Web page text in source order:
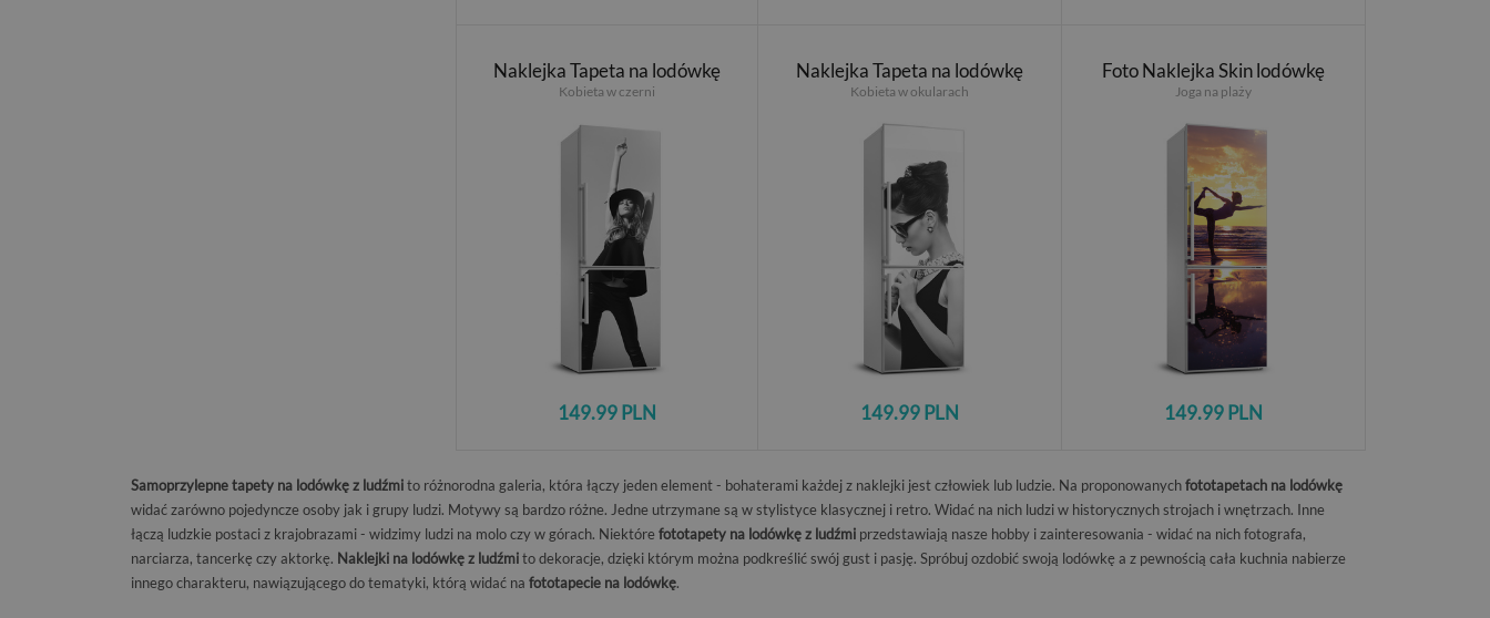
Naklejka Tapeta na lodówkę
Kobieta w czerni
149.99 PLN
Naklejka Tapeta na lodówkę
Kobieta w okularach
149.99 PLN
Foto Naklejka Skin lodówkę
Joga na plaży
149.99 PLN
Samoprzylepne tapety na lodówkę z ludźmito różnorodna galeria, która łączy jeden element - bohaterami każdej z naklejki jest człowiek lub ludzie. Na proponowanychfototapetach na lodówkę
widać zarówno pojedyncze osoby jak i grupy ludzi. Motywy są bardzo różne. Jedne utrzymane są w stylistyce klasycznej i retro. Widać na nich ludzi w historycznych strojach i wnętrzach. Inne
łączą ludzkie postaci z krajobrazami - widzimy ludzi na molo czy w górach. Niektóre fototapety na lodówkę z ludźmi przedstawiają nasze hobby i zainteresowania - widać na nich fotografa,
narciarza, tancerkę czy aktorkę. Naklejki na lodówkę z ludźmito dekoracje, dzięki którym można podkreślić swój gust i pasję. Spróbuj ozdobić swoją lodówkę a z pewnością cała kuchnia nabierze
innego charakteru, nawiązującego do tematyki, którą widać na fototapecie na lodówkę.